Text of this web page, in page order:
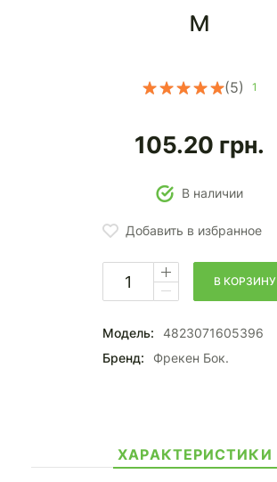
м
(5) 1
105.20 грн.
В наличии
Добавить в избранное
В КОРЗИНУ
Модель:
4823071605396
Бренд:
Фрекен Бок.
ХАРАКТЕРИСТИКИ